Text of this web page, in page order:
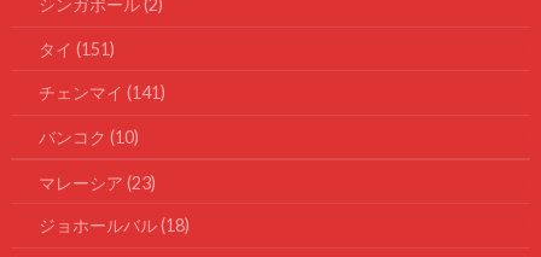
シンガポール(2)
タイ (151)
チェンマイ (141)
バンコク (10)
マレーシア (23)
ジョホールバル(18)